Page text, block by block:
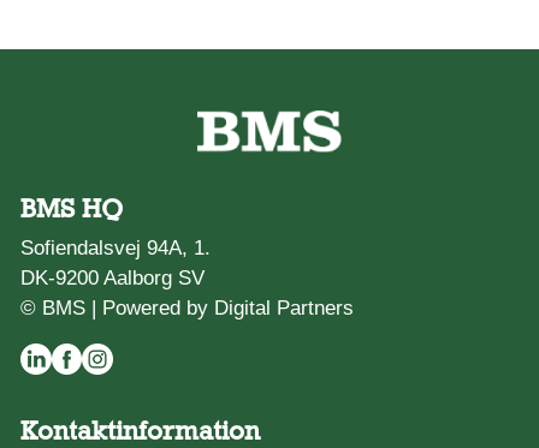
BMS HQ
Sofiendalsvej 94A, 1.
DK-9200 Aalborg SV
© BMS | Powered by Digital Partners
Kontaktinformation